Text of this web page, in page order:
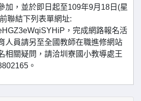
加，並於即日起至109年9月18日(星
聯結下列表單網址:
，完成網路報名活
人員請另至全國教師在職進修網站
相關疑問，請洽圳寮國小教導處王
。